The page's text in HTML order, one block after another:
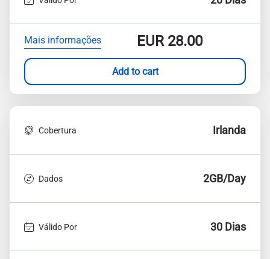
Mais informações EUR28.00
Add to cart
Cobertura Irlanda
Dados 2GB/Day
Válido Por 30 Dias